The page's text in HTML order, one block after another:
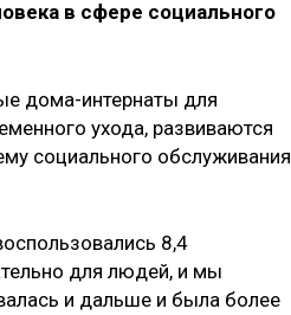
в сфере социального
дома-интернаты для
ухода, развиваются
социального обслуживания
8,4
для людей, и мы
и дальше и была более